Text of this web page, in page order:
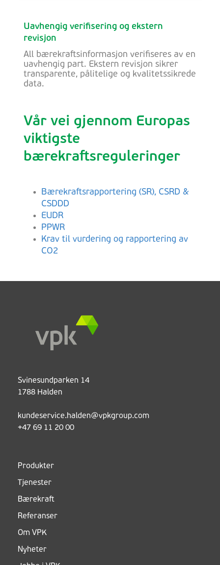
Uavhengig verifisering og ekstern
revisjon
All bærekraftsinformasjon verifiseres av en
uavhengig part. Ekstern revisjon sikrer
transparente, pålitelige og kvalitetssikrede
data.
Vår vei gjennom Europas
viktigste
bærekraftsreguleringer
Bærekraftsrapportering (SR), CSRD &
CSDDD
EUDR
PPWR
Krav til vurdering og rapportering av
CO2
Svinesundparken 14
1788 Halden
kundeservice.halden@vpkgroup.com
+47 69 11 20 00
Produkter
Tjenester
Bærekraft
Referanser
Om VPK
Nyheter